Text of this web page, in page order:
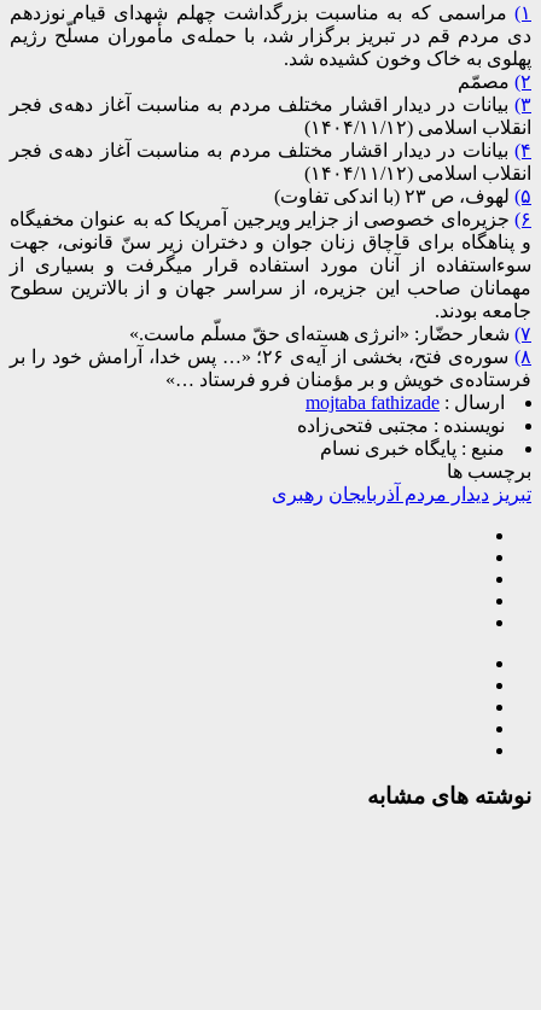
(۱ مراسمی که به مناسبت بزرگداشت چهلم شهداى قیام نوزدهم
دى مردم قم در تبریز برگزار شد، با حمله‌ی مأموران مسلّح رژیم
پهلوی به خاک وخون کشیده شد.
(۲ مصمّم
(۳ بیانات در دیدار اقشار مختلف مردم به مناسبت آغاز دهه‌ی فجر
انقلاب اسلامی (۱۴۰۴/۱۱/۱۲)
(۴ بیانات در دیدار اقشار مختلف مردم به مناسبت آغاز دهه‌ی فجر
انقلاب اسلامی (۱۴۰۴/۱۱/۱۲)
(۵ لهوف، ص ۲۳ (با اندکی تفاوت)
(۶ جزیره‌ای خصوصی از جزایر ویرجین آمریکا که به عنوان مخفیگاه
و پناهگاه برای قاچاق زنان جوان و دختران زیر سنّ قانونی، جهت
سوءاستفاده از آنان مورد استفاده قرار میگرفت و بسیاری از
مهمانان صاحب این جزیره، از سراسر جهان و از بالاترین سطوح
جامعه بودند.
(۷ شعار حضّار: «انرژی هسته‌ای حقّ مسلّم ماست.»
(۸
سوره‌ی فتح، بخشی از آیه‌ی ۲۶؛ «… پس خدا، آرامش خود را بر
فرستاده‌ی خویش و بر مؤمنان فرو فرستاد …»
ارسال : mojtaba fathizade
نویسنده : مجتبی فتحی‌زاده
منبع : پایگاه خبری نسام
برچسب ها
تبریز دیدار مردم آذربایجان رهبری
نوشته های مشابه